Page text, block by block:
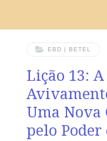
EBD | BETEL
Lição 13:
Uma Nova
pelo